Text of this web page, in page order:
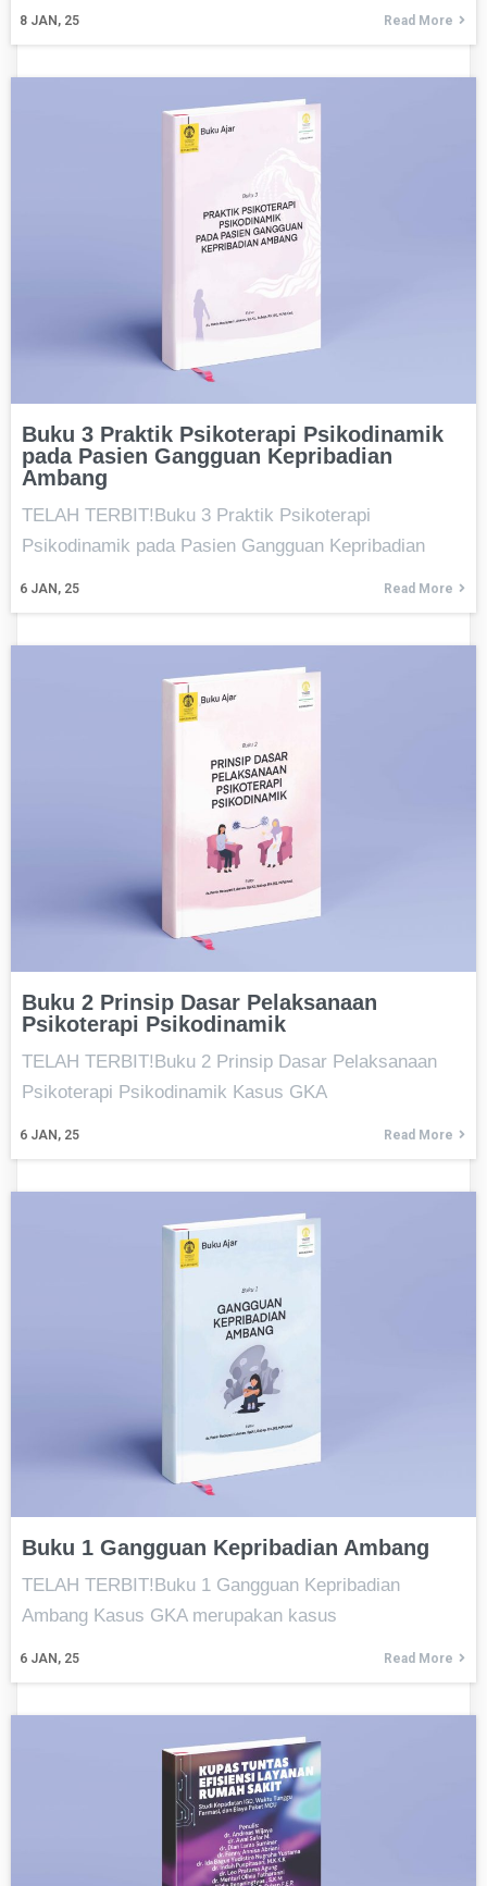
8 JAN, 25 Read More
Buku 3 Praktik Psikoterapi Psikodinamik
pada Pasien Gangguan Kepribadian
Ambang
6 JAN, 25
TELAH TERBIT!Buku 3 Praktik Psikoterapi
Psikodinamik pada Pasien Gangguan Kepribadian
Read More
Buku 2 Prinsip Dasar Pelaksanaan
Psikoterapi Psikodinamik
6 JAN, 25
TELAH TERBIT!Buku 2 Prinsip Dasar Pelaksanaan
Psikoterapi Psikodinamik Kasus GKA
Read More
Buku 1 Gangguan Kepribadian Ambang
6 JAN, 25
TELAH TERBIT!Buku 1 Gangguan Kepribadian
Ambang Kasus GKA merupakan kasus
Read More